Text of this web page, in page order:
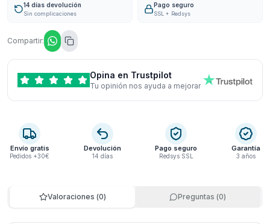
14 días devolución
Sin complicaciones
Pago seguro
SSL + Redsys
Compartir:
Opina en Trustpilot
Tu opinión nos ayuda a mejorar
Envío gratis
Pedidos +30€
Devolución
14 días
Pago seguro
Redsys SSL
Garantía
3 años
Valoraciones (0) Preguntas (0)